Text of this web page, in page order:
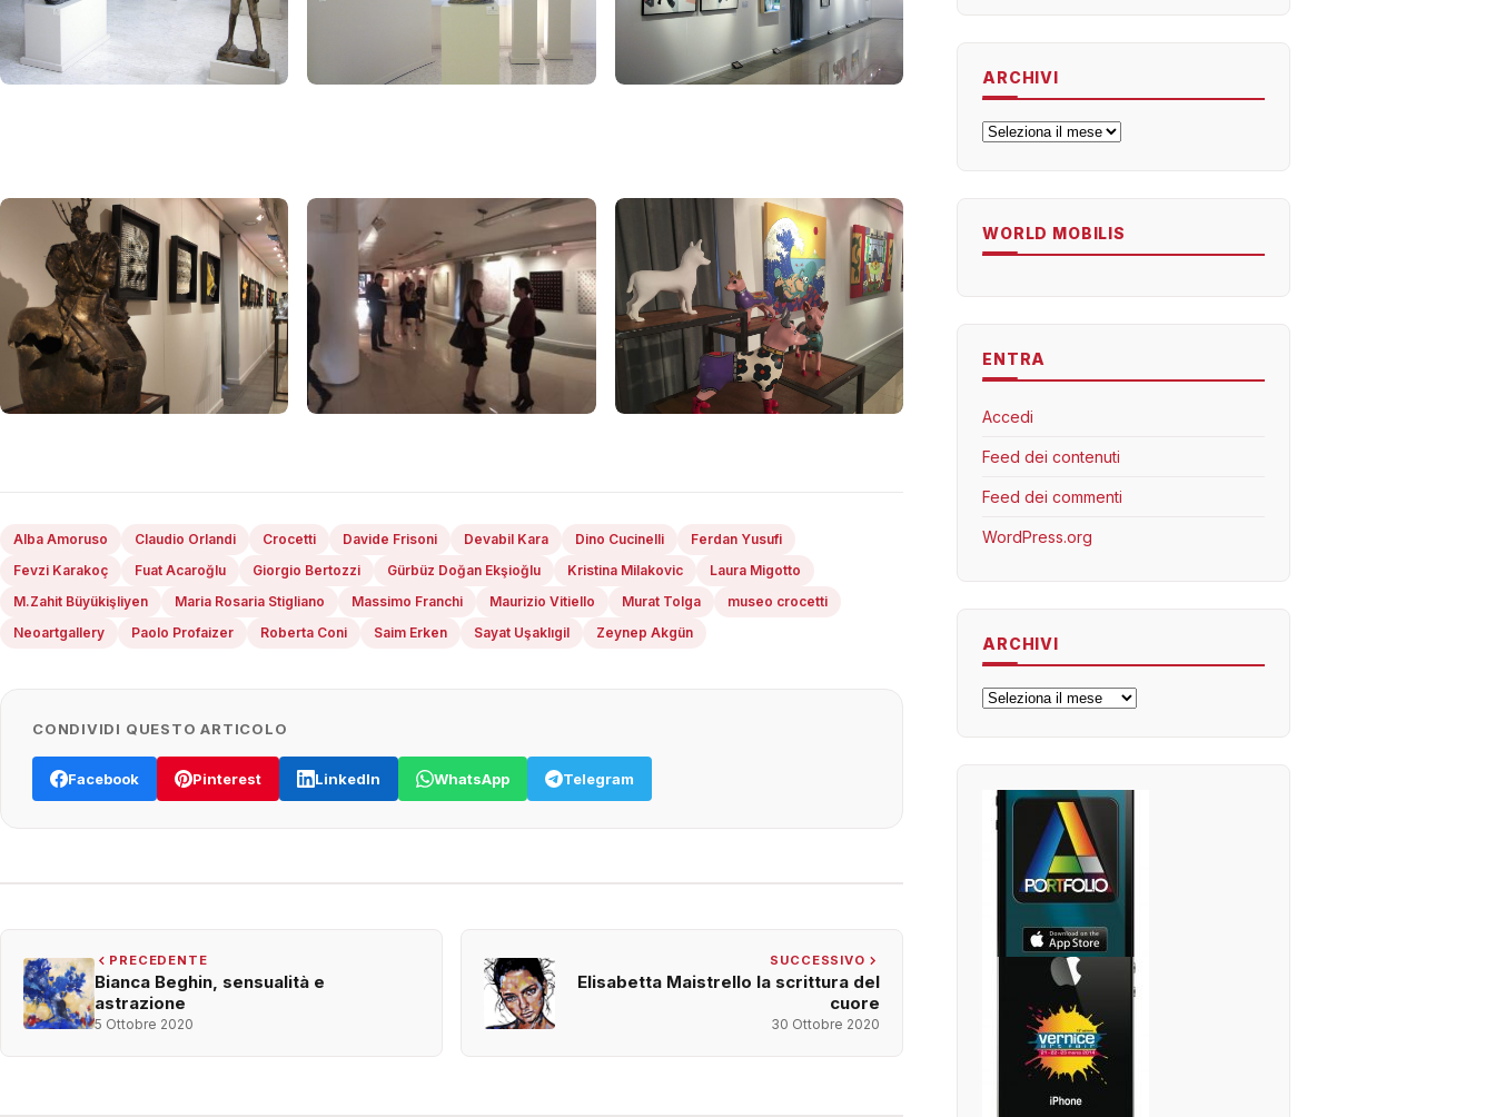
Alba Amoruso Claudio Orlandi Crocetti Davide Frisoni Devabil Kara Dino Cucinelli
Ferdan Yusufi
Fevzi Karakoç
Fuat Acaroğlu Giorgio Bertozzi Gürbüz Doğan Ekşioğlu Kristina Milakovic
Laura Migotto
M.Zahit Büyükişliyen
Maria Rosaria Stigliano Massimo Franchi Maurizio Vitiello Murat Tolga
museo crocetti
Neoartgallery
Paolo Profaizer Roberta Coni Saim Erken Sayat Uşaklıgil Zeynep Akgün
CONDIVIDI QUESTO ARTICOLO
Facebook Pinterest LinkedIn WhatsApp Telegram
PRECEDENTE
Bianca Beghin, sensualità e
astrazione
5 Ottobre 2020
SUCCESSIVO
Elisabetta Maistrello la scrittura del
cuore
30 Ottobre 2020
ARCHIVI
Archivi
WORLD MOBILIS
ENTRA
Accedi
Feed dei contenuti
Feed dei commenti
WordPress.org
ARCHIVI
Archivi